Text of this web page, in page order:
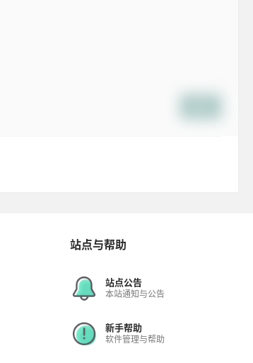
站点与帮助
站点公告
本站通知与公告
新手帮助
软件管理与帮助